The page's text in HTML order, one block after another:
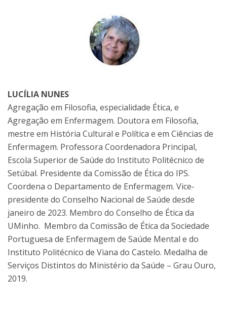
LUCÍLIA NUNES
Agregação em Filosofia, especialidade Ética, e
Agregação em Enfermagem. Doutora em Filosofia,
mestre em História Cultural e Política e em Ciências de
Enfermagem. Professora Coordenadora Principal,
Escola Superior de Saúde do Instituto Politécnico de
Setúbal. Presidente da Comissão de Ética do IPS.
Coordena o Departamento de Enfermagem. Vice-
presidente do Conselho Nacional de Saúde desde
janeiro de 2023. Membro do Conselho de Ética da
UMinho. Membro da Comissão de Ética da Sociedade
Portuguesa de Enfermagem de Saúde Mental e do
Instituto Politécnico de Viana do Castelo. Medalha de
Serviços Distintos do Ministério da Saúde – Grau Ouro,
2019.